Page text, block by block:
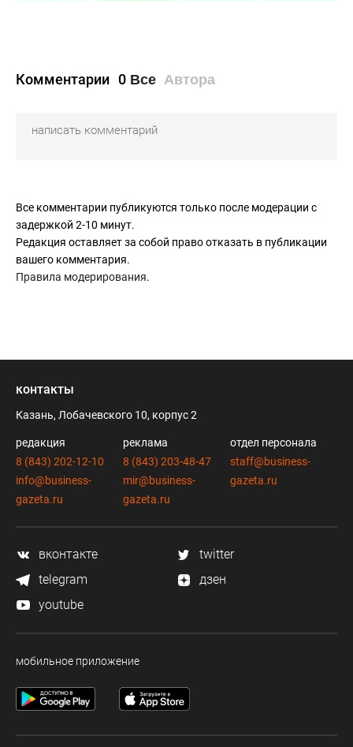
Комментарии 0 Все Автора
Все комментарии публикуются только после модерации с
задержкой 2-10 минут.
Редакция оставляет за собой право отказать в публикации
вашего комментария.
Правила модерирования.
контакты
Казань, Лобачевского 10, корпус 2
редакция
8 (843) 202-12-10
info@business-
gazeta.ru
реклама
8 (843) 203-48-47
mir@business-
gazeta.ru
отдел персонала
staff@business-
gazeta.ru
вконтакте
twitter
telegram
дзен
youtube
мобильное приложение